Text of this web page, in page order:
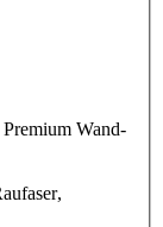
Wand-
,